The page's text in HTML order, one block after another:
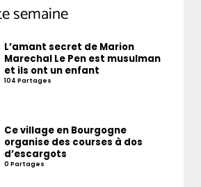
semaine
L’amant secret de Marion
Marechal Le Pen est musulman
et ils ont un enfant
104 Partages
Ce village en Bourgogne
organise des courses à dos
d’escargots
0 Partages